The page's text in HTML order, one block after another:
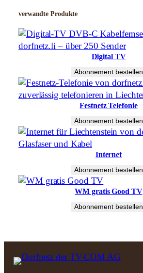
verwandte Produkte
Digital TV
Abonnement bestellen
Festnetz Telefonie
Abonnement bestellen
Internet
Abonnement bestellen
WM gratis Good TV
Abonnement bestellen